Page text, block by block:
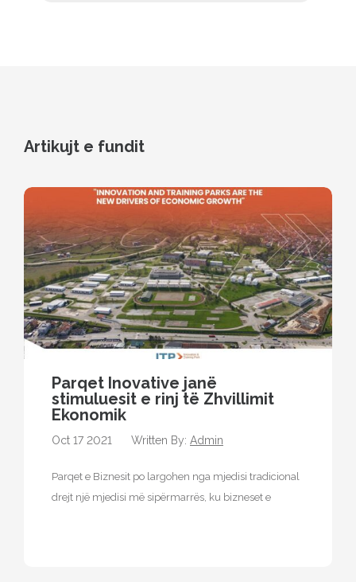
Artikujt e fundit
Parqet Inovative janë
stimuluesit e rinj të Zhvillimit
Ekonomik
Oct 17 2021 Written By: Admin
Parqet e Biznesit po largohen nga mjedisi tradicional
drejt një mjedisi më sipërmarrës, ku bizneset e